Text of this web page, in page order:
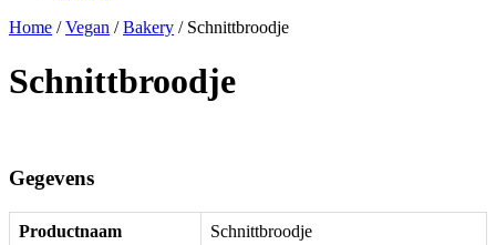
Home /Vegan /Bakery / Schnittbroodje
Schnittbroodje
Gegevens
Productnaam Schnittbroodje